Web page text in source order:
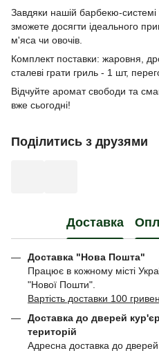
Завдяки нашій барбекю-
зможете досягти ідеального
м'яса чи овочів.
Комплект поставки: жаровня,
сталеві грати гриль - 1 шт,
Відчуйте аромат свободи та
вже сьогодні!
Поділитись з друзями
Доставка
Доставка "Нова Пошта"
Працює в кожному місті
"Нової Пошти".
Вартість доставки 100
Доставка до дверей
територій
Адресна доставка до